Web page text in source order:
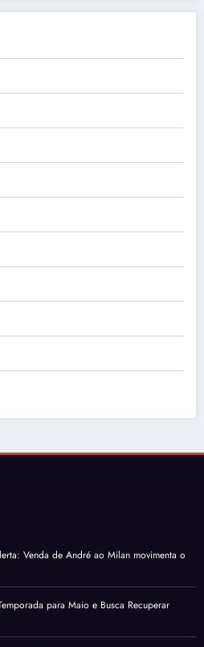
Venda de André ao Milan movimenta o
para Maio e Busca Recuperar